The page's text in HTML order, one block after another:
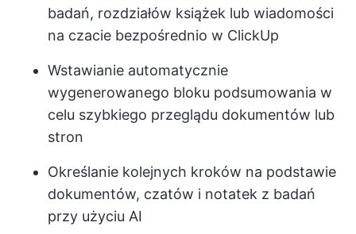
badań, rozdziałów książek lub wiadomości
na czacie bezpośrednio w ClickUp
Wstawianie automatycznie
wygenerowanego bloku podsumowania w
celu szybkiego przeglądu dokumentów lub
stron
Określanie kolejnych kroków na podstawie
dokumentów, czatów i notatek z badań
przy użyciu AI